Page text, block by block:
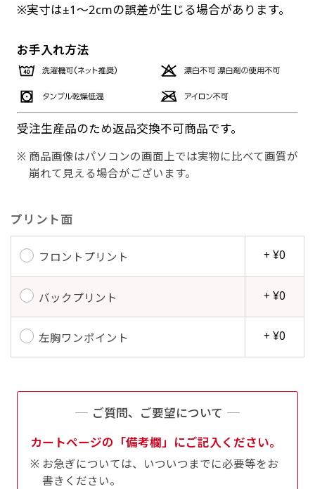
※実寸は±1〜2cmの誤差が生じる場合があります。
お手入れ方法
受注生産品のため返品交換不可商品です。
商品画像はパソコンの画面上では実物に比べて画質が
崩れて見える場合がございます。
プリント面
フロントプリント + ¥0
バックプリント + ¥0
左胸ワンポイント + ¥0
ご質問、ご要望について
カートページの「備考欄」にご記入ください。
お急ぎについては、いついつまでに必要等をお
書きください。